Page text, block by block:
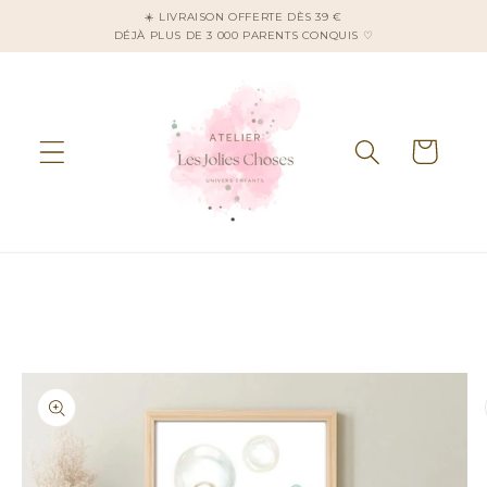
au
☀️ LIVRAISON OFFERTE DÈS 39 €
DÉJÀ PLUS DE 3 000 PARENTS CONQUIS ♡
Panier